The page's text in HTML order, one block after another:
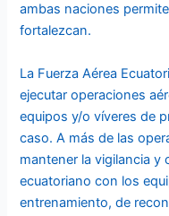
ambas naciones
fortalezcan.
La Fuerza Aérea
ejecutar operaciones
equipos y/o víveres de
caso. A más de las
mantener la vigilancia y
ecuatoriano con los
entrenamiento, de